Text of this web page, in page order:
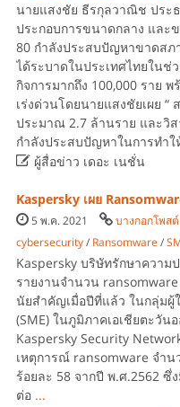
นายแสงชัย ธีรกุลวาณิช ประ
ประกอบการขนาดกลาง และข
80 กำลังประสบปัญหาขาดสภ
ได้ระบาดในประเทศไทยในช่
กิจการมากถึง 100,000 ราย พ
เร่งด่วนโดยนายแสงชัยเผย
ประมาณ 2.7 ล้านราย และวิส
กำลังประสบปัญหาในการทำ
ผู้สื่อข่าว เดอะ เนชั่น
Kaspersky เผย
5 พ.ค. 2021 บางกอกโพสต์
cybersecurity/ Ransomware /
Kaspersky บริษัทรักษาความ
รายงานจำนวน
นัยสำคัญเมื่อปีที่แล้ว ในกลุ่ม
(SME) ในภูมิภาคเอเชียตะวัน
Kaspersky Security
เหตุการณ์ ransomware จำน
ร้อยละ 58 จากปี พ.ศ.2562
ต่อ ...